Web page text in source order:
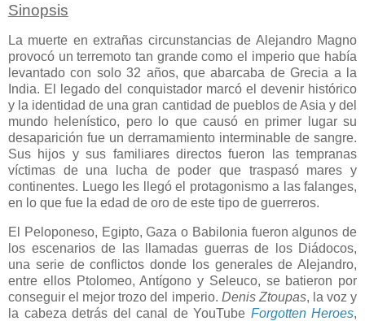
Sinopsis
La muerte en extrañas circunstancias de Alejandro Magno
provocó un terremoto tan grande como el imperio que había
levantado con solo 32 años, que abarcaba de Grecia a la
India. El legado del conquistador marcó el devenir histórico
y la identidad de una gran cantidad de pueblos de Asia y del
mundo helenístico, pero lo que causó en primer lugar su
desaparición fue un derramamiento interminable de sangre.
Sus hijos y sus familiares directos fueron las tempranas
víctimas de una lucha de poder que traspasó mares y
continentes. Luego les llegó el protagonismo a las falanges,
en lo que fue la edad de oro de este tipo de guerreros.
El Peloponeso, Egipto, Gaza o Babilonia fueron algunos de
los escenarios de las llamadas guerras de los Diádocos,
una serie de conflictos donde los generales de Alejandro,
entre ellos Ptolomeo, Antígono y Seleuco, se batieron por
conseguir el mejor trozo del imperio. Denis Ztoupas, la voz y
la cabeza detrás del canal de YouTube Forgotten Heroes,